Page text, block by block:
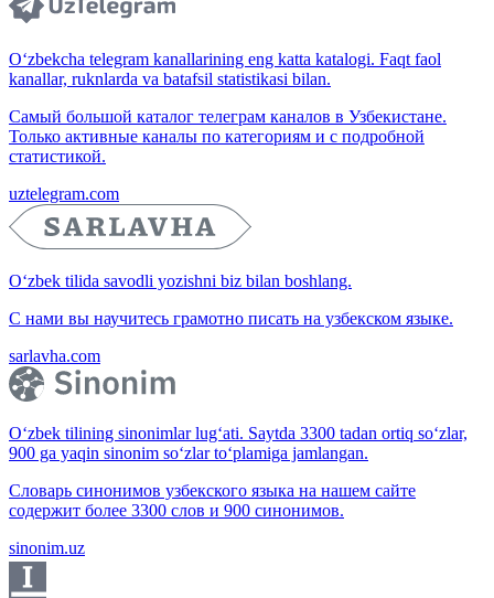
O‘zbekcha telegram kanallarining eng katta katalogi. Faqt faol
kanallar, ruknlarda va batafsil statistikasi bilan.
Самый большой каталог телеграм каналов в Узбекистане.
Только активные каналы по категориям и с подробной
статистикой.
uztelegram.com
O‘zbek tilida savodli yozishni biz bilan boshlang.
С нами вы научитесь грамотно писать на узбекском языке.
sarlavha.com
O‘zbek tilining sinonimlar lug‘ati. Saytda 3300 tadan ortiq so‘zlar,
900 ga yaqin sinonim so‘zlar to‘plamiga jamlangan.
Словарь синонимов узбекского языка на нашем сайте
содержит более 3300 слов и 900 синонимов.
sinonim.uz